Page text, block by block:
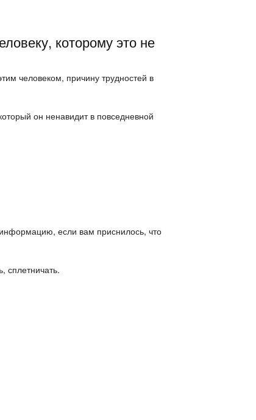
которому это не
человеком, причину трудностей в
он ненавидит в повседневной
если вам приснилось, что
сплетничать.